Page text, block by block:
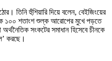
তিনি হুঁশিয়ারি দিয়ে বলেন, বেইজিংয়ের
১০০ শতাংশ শুল্ক আরোপের মুখে পড়তে
সংকটের সমাধান হিসেবে চীনকে
করছে।